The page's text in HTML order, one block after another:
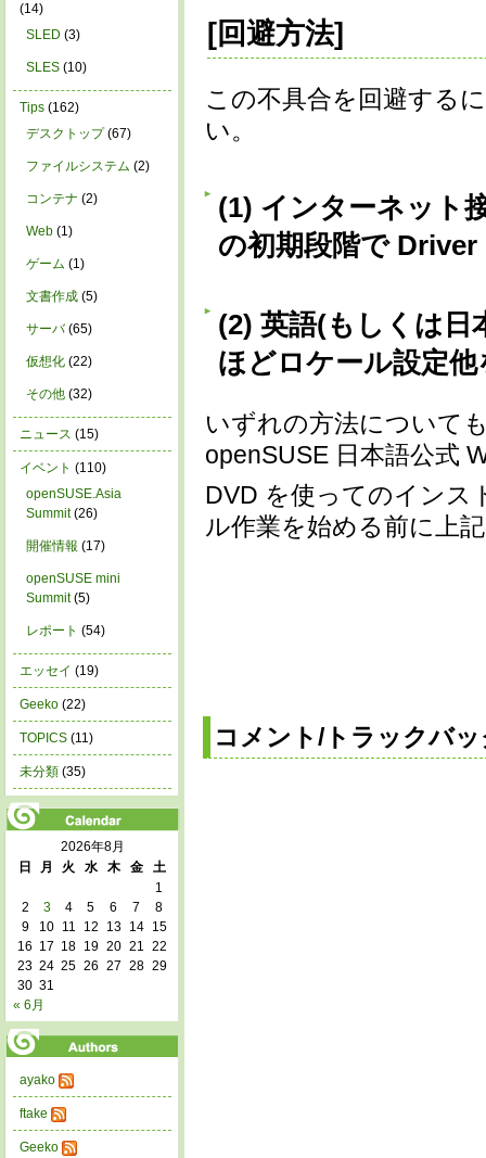
[回避方法]
この不具合を回避する
い。
(1) インターネット
の初期段階で
(2) 英語(もしくは日
ほどロケール設定
いずれの方法について
openSUSE 日本語公式
DVD を使ってのインス
ル作業を始める前に上
コメント/トラックバ
(14)
SLED (3)
SLES (10)
Tips (162)
デスクトップ(67)
ファイルシステム (2)
コンテナ (2)
Web (1)
ゲーム (1)
文書作成 (5)
サーバ(65)
仮想化 (22)
その他 (32)
ニュース (15)
イベント (110)
openSUSE.Asia
Summit(26)
開催情報 (17)
openSUSE mini
Summit(5)
レポート (54)
エッセイ (19)
Geeko (22)
TOPICS (11)
未分類 (35)
2026年8月
日
月 火 水 木 金
土
1
2
3 4 5 6 7
8
9
10 11 12 13 14
15
16 17 18 19 20 21 22
23 24 25 26 27 28 29
30 31
« 6月
ayako
ftake
Geeko